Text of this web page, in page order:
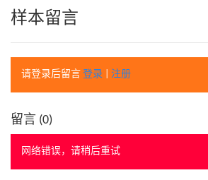
样本留言
请登录后留言 登录 注册
留言 (0)
网络错误，请稍后重试